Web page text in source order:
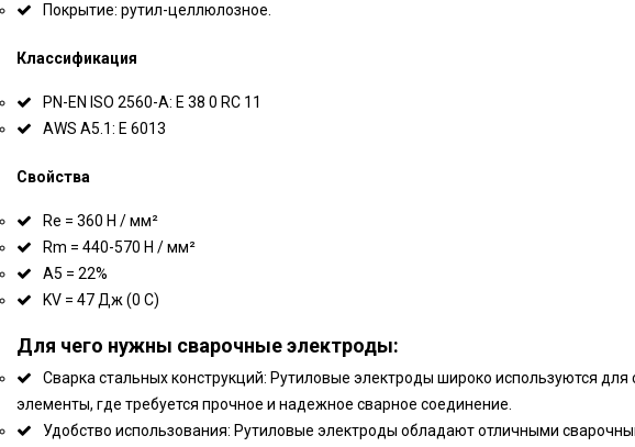
Покрытие: рутил-целлюлозное.
Классификация
PN-EN ISO 2560-A: E 38 0 RC 11
AWS A5.1: E 6013
Свойства
Re = 360 Н / мм²
Rm = 440-570 Н / мм²
A5 = 22%
KV = 47 Дж (0 C)
Для чего нужны сварочные электроды:
Сварка стальных конструкций: Рутиловые электроды широко используются
элементы, где требуется прочное и надежное сварное соединение.
Удобство использования: Рутиловые электроды обладают отличными